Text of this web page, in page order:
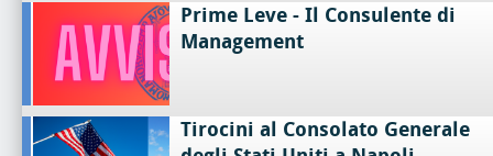
Prime Leve - Il Consulente di
Management
Tirocini al Consolato Generale